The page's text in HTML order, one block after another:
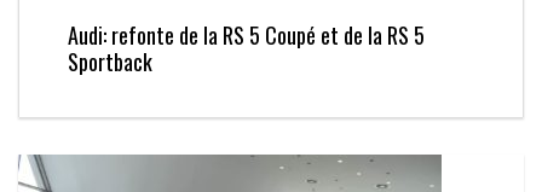
Audi: refonte de la RS 5 Coupé et de la RS 5
Sportback